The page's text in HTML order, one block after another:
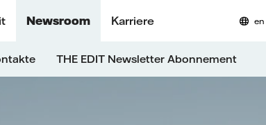
Newsroom Karriere
THE EDIT Newsletter Abonnement
en